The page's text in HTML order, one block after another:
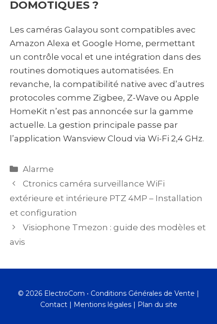
DOMOTIQUES ?
Les caméras Galayou sont compatibles avec
Amazon Alexa et Google Home, permettant
un contrôle vocal et une intégration dans des
routines domotiques automatisées. En
revanche, la compatibilité native avec d’autres
protocoles comme Zigbee, Z-Wave ou Apple
HomeKit n’est pas annoncée sur la gamme
actuelle. La gestion principale passe par
l’application Wansview Cloud via Wi-Fi 2,4 GHz.
Catégories
Alarme
Ctronics caméra surveillance WiFi
extérieure et intérieure PTZ 4MP – Installation
et configuration
Visiophone Tmezon : guide des modèles et
avis
© 2026 ElectroCom • Conditions Générales de Vente |
Contact| Mentions légales| Plan du site